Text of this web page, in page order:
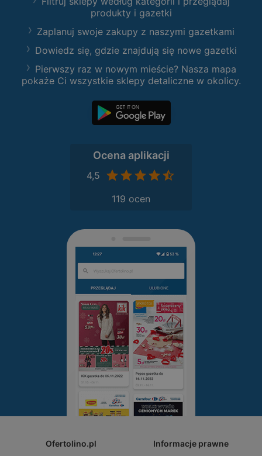
produkty i gazetki
Zaplanuj swoje zakupy z naszymi gazetkami
Dowiedz się, gdzie znajdują się nowe gazetki
Pierwszy raz w nowym mieście? Nasza mapa
pokaże Ci wszystkie sklepy detaliczne w okolicy.
Ocena aplikacji
4,5
119 ocen
Ofertolino.pl Informacje prawne